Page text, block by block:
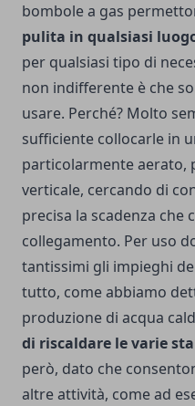
bombole a gas
pulita in qualsiasi
per qualsiasi tipo di
non indifferente è che
usare. Perché? Molto
sufficiente collocarle in
particolarmente aerato,
verticale, cercando di
precisa la scadenza che
collegamento. Per uso
tantissimi gli impieghi
tutto, come abbiamo
produzione di acqua
di riscaldare le varie
però, dato che
altre attività, come ad